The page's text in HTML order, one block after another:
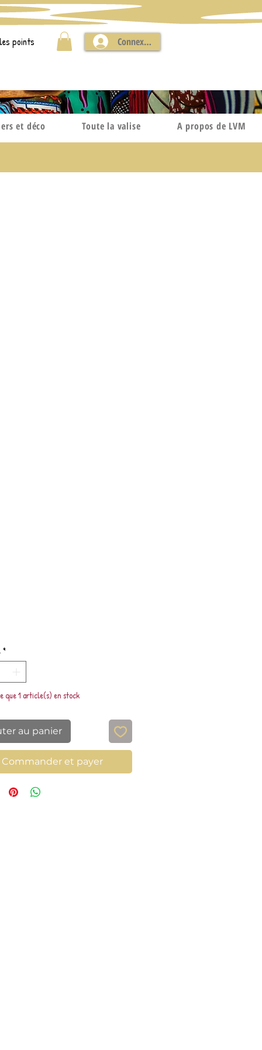
points Connexion
et déco Toute la valise A propos de LVM
*
que 1 article(s) en stock
au panier
Commander et payer